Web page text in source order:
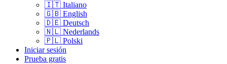
🇮🇹 Italiano
🇬🇧 English
🇩🇪 Deutsch
🇳🇱 Nederlands
🇵🇱 Polski
Iniciar sesión
Prueba gratis